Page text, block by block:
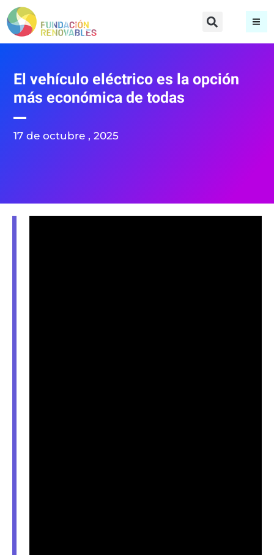
El vehículo eléctrico es la opción
más económica de todas
17 de octubre , 2025